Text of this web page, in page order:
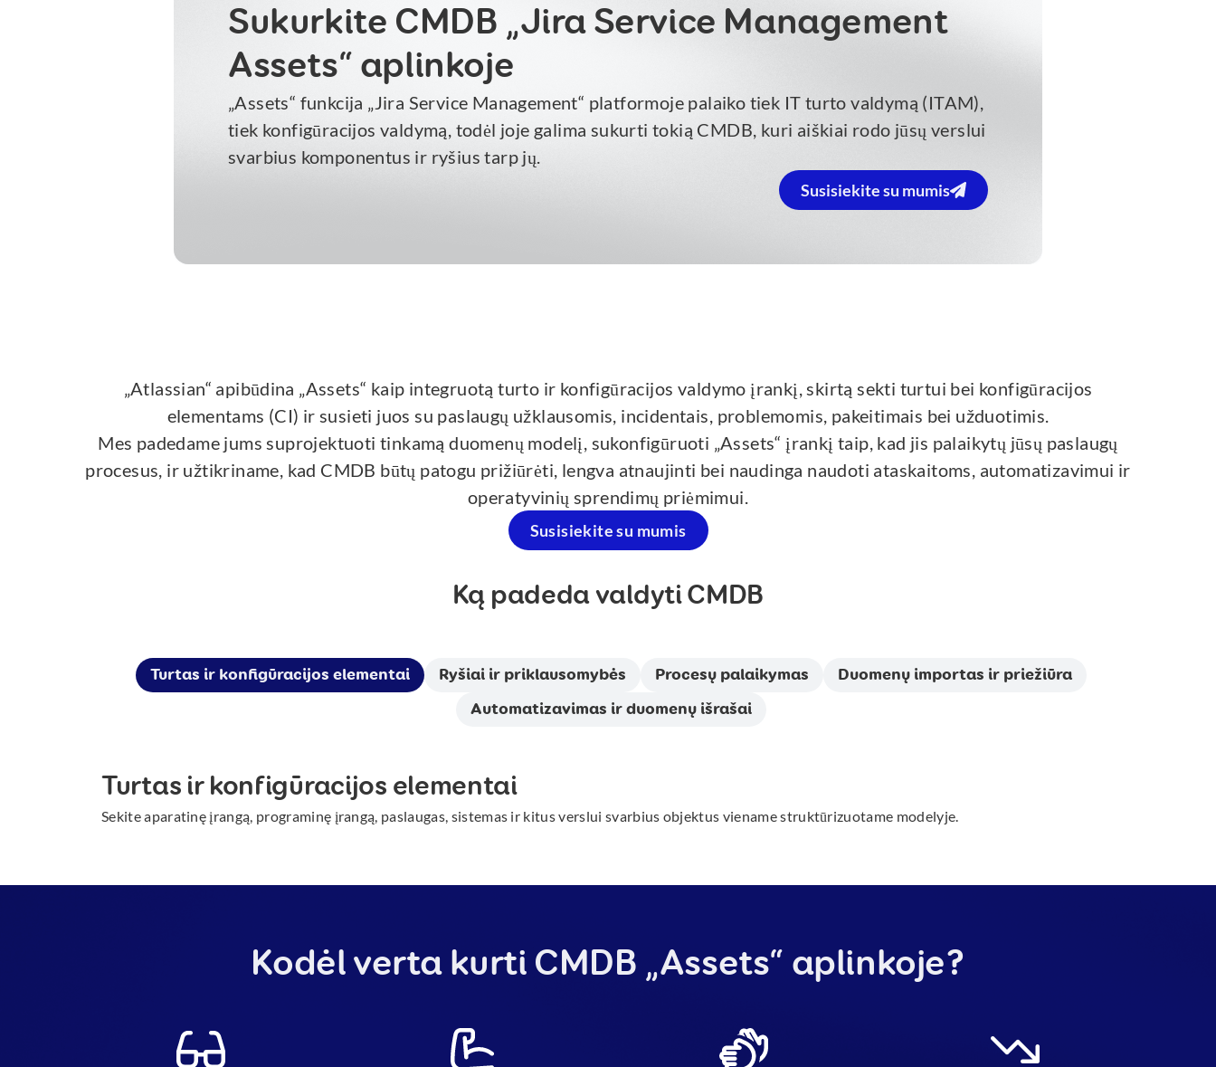
Sukurkite CMDB „Jira Service Management
Assets“ aplinkoje
„Assets“ funkcija „Jira Service Management“ platformoje palaiko tiek IT turto valdymą (ITAM),
tiek konfigūracijos valdymą, todėl joje galima sukurti tokią CMDB, kuri aiškiai rodo jūsų verslui
svarbius komponentus ir ryšius tarp jų.
Susisiekite su mumis
„Atlassian“ apibūdina „Assets“ kaip integruotą turto ir konfigūracijos valdymo įrankį, skirtą sekti turtui bei konfigūracijos
elementams (CI) ir susieti juos su paslaugų užklausomis, incidentais, problemomis, pakeitimais bei užduotimis.
Mes padedame jums suprojektuoti tinkamą duomenų modelį, sukonfigūruoti „Assets“ įrankį taip, kad jis palaikytų jūsų paslaugų
procesus, ir užtikriname, kad CMDB būtų patogu prižiūrėti, lengva atnaujinti bei naudinga naudoti ataskaitoms, automatizavimui ir
operatyvinių sprendimų priėmimui.
Susisiekite su mumis
Ką padeda valdyti CMDB
Turtas ir konfigūracijos elementai Ryšiai ir priklausomybės Procesų palaikymas Duomenų importas ir priežiūra
Automatizavimas ir duomenų išrašai
Turtas ir konfigūracijos elementai
Sekite aparatinę įrangą, programinę įrangą, paslaugas, sistemas ir kitus verslui svarbius objektus viename struktūrizuotame modelyje.
Kodėl verta kurti CMDB „Assets“ aplinkoje?